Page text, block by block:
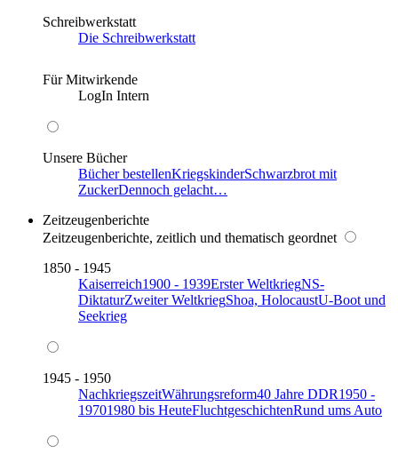
Schreibwerkstatt
Die Schreibwerkstatt
Für Mitwirkende
LogIn Intern
Unsere Bücher
Bücher bestellenKriegskinderSchwarzbrot mit
ZuckerDennoch gelacht…
Zeitzeugenberichte
Zeitzeugenberichte, zeitlich und thematisch geordnet
1850 - 1945
Kaiserreich1900 - 1939Erster WeltkriegNS-
DiktaturZweiter WeltkriegShoa, HolocaustU-Boot und
Seekrieg
1945 - 1950
NachkriegszeitWährungsreform40 Jahre DDR1950 -
19701980 bis HeuteFluchtgeschichtenRund ums Auto